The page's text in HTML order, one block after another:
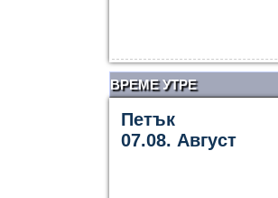
ВРЕМЕ УТРЕ
Петък
07.08. Август